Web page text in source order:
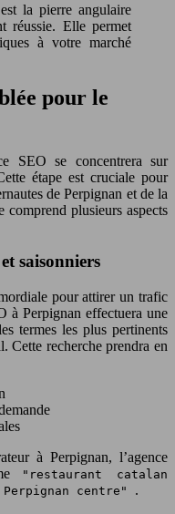
la pierre angulaire
réussie. Elle permet
à votre marché
pour le
SEO se concentrera sur
étape est cruciale pour
de Perpignan et de la
comprend plusieurs aspects
saisonniers
pour attirer un trafic
à Perpignan effectuera une
termes les plus pertinents
Cette recherche prendra en
à Perpignan, l’agence
"restaurant catalan
centre" .